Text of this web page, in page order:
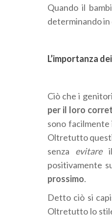
Quando il
determinando
L’importanza
Ciò che i genitori
per il loro
sono facilmente
Oltretutto
senza evitare
positivamente
prossimo.
Detto ciò si
Oltretutto lo